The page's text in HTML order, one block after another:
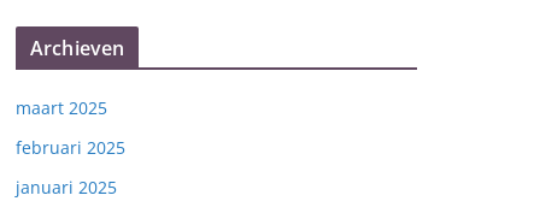
Archieven
maart 2025
februari 2025
januari 2025